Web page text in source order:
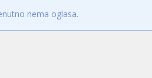
nema oglasa.